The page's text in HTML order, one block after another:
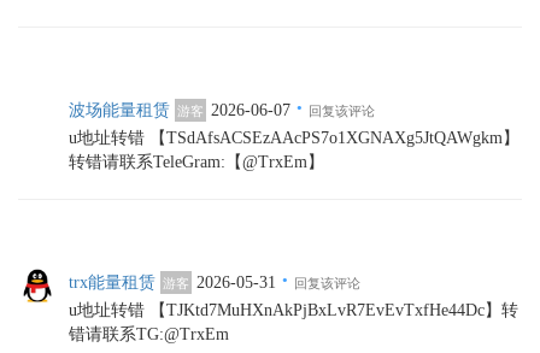
波场能量租赁 游客 2026-06-07 · 回复该评论
u地址转错 【TSdAfsACSEzAAcPS7o1XGNAXg5JtQAWgkm】
转错请联系TeleGram:【@TrxEm】
trx能量租赁 游客 2026-05-31 · 回复该评论
u地址转错 【TJKtd7MuHXnAkPjBxLvR7EvEvTxfHe44Dc】转
错请联系TG:@TrxEm